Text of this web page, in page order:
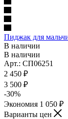
Пиджак для
В наличии
В наличии
Арт.: СП06251
2 450 ₽
3 500 ₽
-30%
Экономия 1 050 ₽
Варианты цен